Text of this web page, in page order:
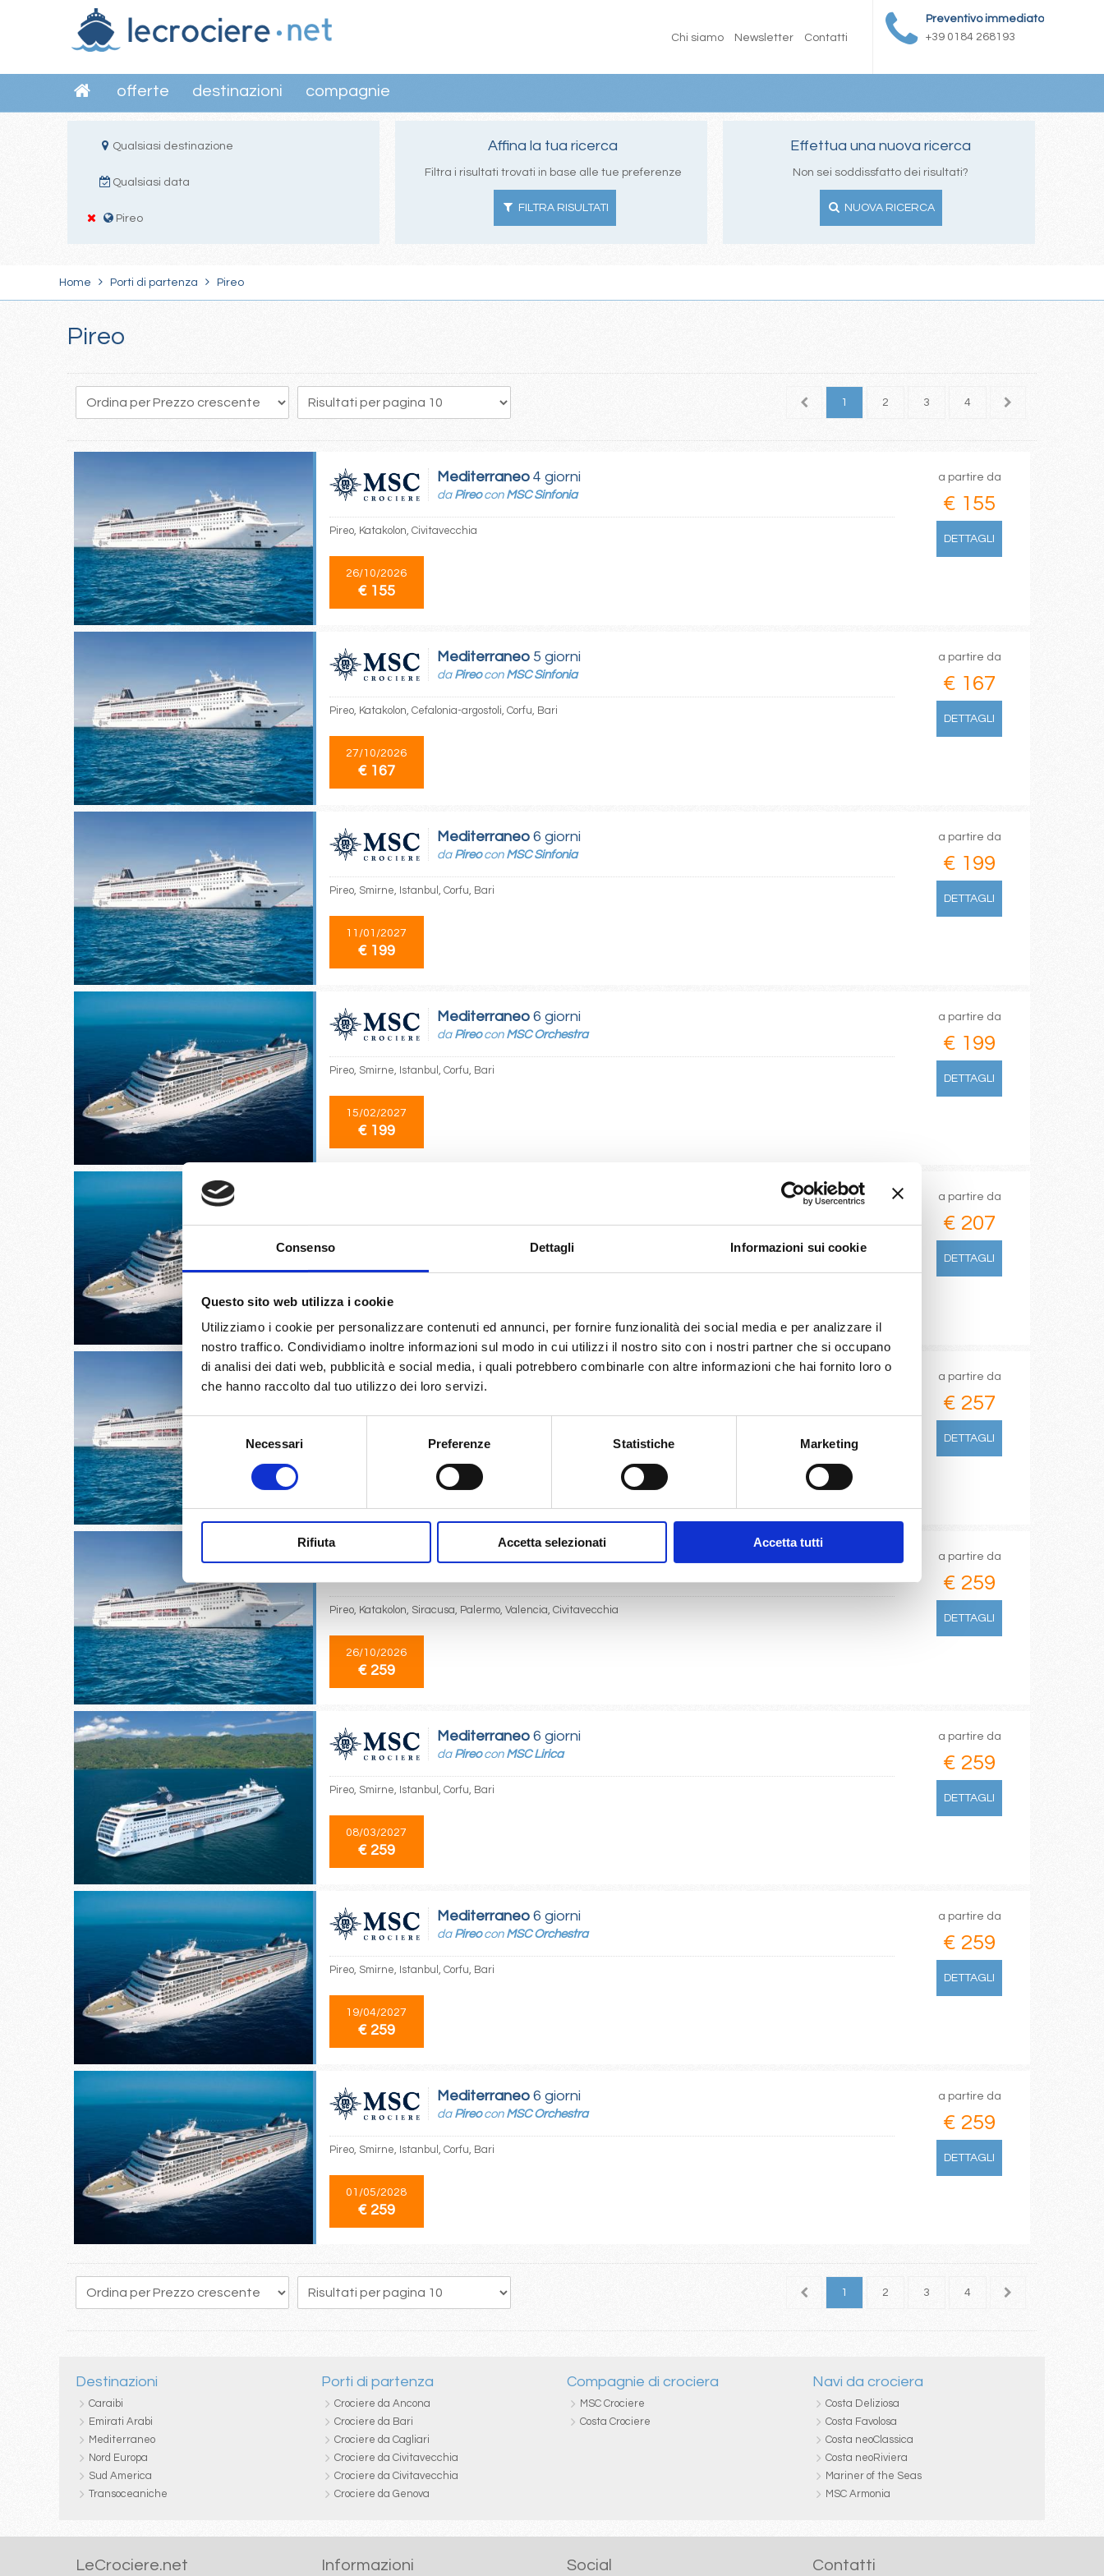
Consenso Dettagli Informazioni sui cookie
Questo sito web utilizza i cookie
Utilizziamo i cookie per personalizzare contenuti ed annunci, per fornire funzionalità dei social media e per analizzare il
nostro traffico. Condividiamo inoltre informazioni sul modo in cui utilizzi il nostro sito con i nostri partner che si occupano
di analisi dei dati web, pubblicità e social media, i quali potrebbero combinarle con altre informazioni che hai fornito loro o
che hanno raccolto dal tuo utilizzo dei loro servizi.
Selezione
del
consenso
Necessari Preferenze Statistiche Marketing
Rifiuta Accetta selezionati Accetta tutti
Preventivo immediato
+39 0184 268193
Chi siamo Newsletter Contatti
offerte destinazioni compagnie
Qualsiasi destinazione
Qualsiasi data
Pireo
Affina la tua ricerca
Filtra i risultati trovati in base alle tue preferenze
FILTRA RISULTATI
Effettua una nuova ricerca
Non sei soddissfatto dei risultati?
NUOVA RICERCA
Home Porti di partenza Pireo
Pireo
1 2 3 4 5
Mediterraneo 4 giorni
da Pireocon MSC Sinfonia
Pireo, Katakolon, Civitavecchia
26/10/2026
€ 155
a partire da
€ 155
DETTAGLI
Mediterraneo 5 giorni
da Pireocon MSC Sinfonia
Pireo, Katakolon, Cefalonia-argostoli, Corfu, Bari
27/10/2026
€ 167
a partire da
€ 167
DETTAGLI
Mediterraneo 6 giorni
da Pireocon MSC Sinfonia
Pireo, Smirne, Istanbul, Corfu, Bari
11/01/2027
€ 199
a partire da
€ 199
DETTAGLI
Mediterraneo 6 giorni
da Pireocon MSC Orchestra
Pireo, Smirne, Istanbul, Corfu, Bari
15/02/2027
€ 199
a partire da
€ 199
DETTAGLI
Pireo, Katakolon, Cefalonia-argostoli, Corfu, Bari
€ 207
a partire da
€ 207
DETTAGLI
Mediterraneo5 giorni
da Pireocon
a partire da
€ 257
DETTAGLI
Mediterraneo
Pireo, Katakolon, Siracusa, Palermo, Valencia, Civitavecchia
26/10/2026
€ 259
a partire da
€ 259
DETTAGLI
Mediterraneo 6 giorni
da Pireocon MSC Lirica
Pireo, Smirne, Istanbul, Corfu, Bari
08/03/2027
€ 259
a partire da
€ 259
DETTAGLI
Mediterraneo 6 giorni
da Pireocon MSC Orchestra
Pireo, Smirne, Istanbul, Corfu, Bari
19/04/2027
€ 259
a partire da
€ 259
DETTAGLI
Mediterraneo 6 giorni
da Pireocon MSC Orchestra
Pireo, Smirne, Istanbul, Corfu, Bari
01/05/2028
€ 259
a partire da
€ 259
DETTAGLI
1 2 3 4 5
Destinazioni
Caraibi
Emirati Arabi
Mediterraneo
Nord Europa
Sud America
Transoceaniche
Porti di partenza
Crociere da Ancona
Crociere da Bari
Crociere da Cagliari
Crociere da Civitavecchia
Crociere da Civitavecchia
Crociere da Genova
Compagnie di crociera
MSC Crociere
Costa Crociere
Navi da crociera
Costa Deliziosa
Costa Favolosa
Costa neoClassica
Costa neoRiviera
Mariner of the Seas
MSC Armonia
LeCrociere.net Informazioni Social Contatti